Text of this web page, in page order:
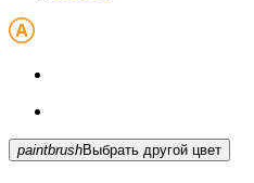
paintbrush Выбрать другой цвет